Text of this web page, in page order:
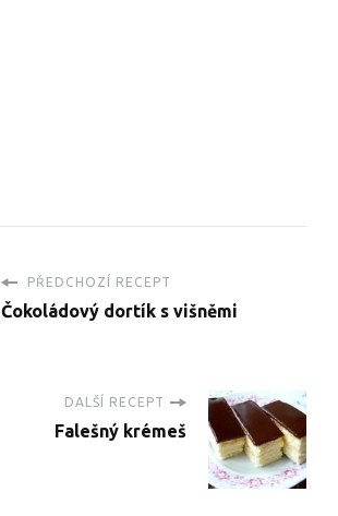
PŘEDCHOZÍ RECEPT
Čokoládový dortík s višněmi
DALŠÍ RECEPT
Falešný krémeš